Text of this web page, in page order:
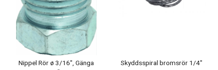
Nippel Rör ø 3/16", Gänga
Skyddsspiral bromsrör 1/4"